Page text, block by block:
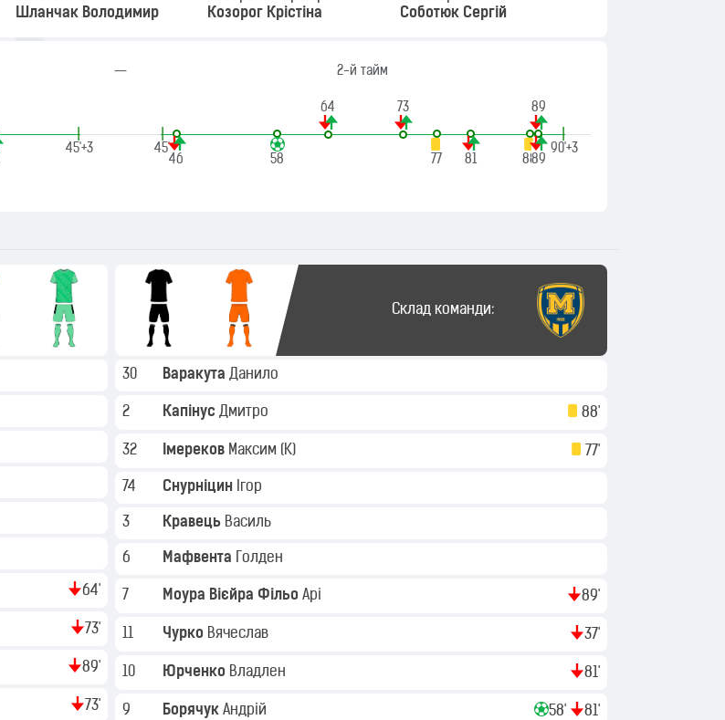
Шланчак Володимир
Козорог Крістіна
Соботюк Сергій
|
45'+3
— 2-й тайм
64 73 89
|
45'
46
58 77 81 8889
|
90'+3
64'
73'
89'
73'
Склад команди:
30 Варакута Данило
2 Капінус Дмитро 88'
32 Імереков Максим (K) 77'
74 Снурніцин Ігор
3 Кравець Василь
6 Мафвента Голден
7 Моура Вієйра Фільо Арі 89'
11 Чурко Вячеслав 37'
10 Юрченко Владлен 81'
9 Борячук Андрій 58' 81'